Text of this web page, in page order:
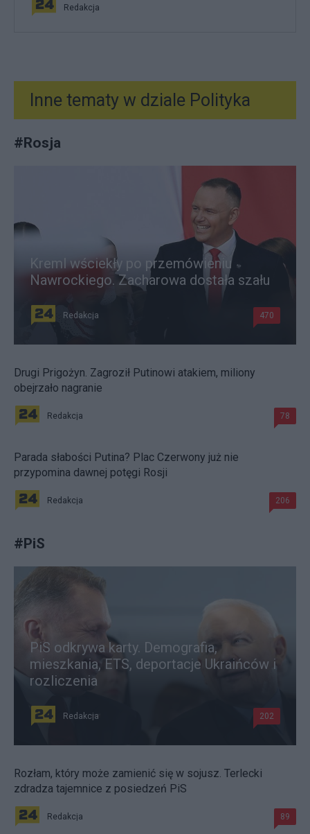
Redakcja
Inne tematy w dziale Polityka
#Rosja
Kreml wściekły po przemówieniu
Nawrockiego. Zacharowa dostała szału
Redakcja 470
Drugi Prigożyn. Zagroził Putinowi atakiem, miliony
obejrzało nagranie
Redakcja 78
Parada słabości Putina? Plac Czerwony już nie
przypomina dawnej potęgi Rosji
Redakcja 206
#PiS
PiS odkrywa karty. Demografia,
mieszkania, ETS, deportacje Ukraińców i
rozliczenia
Redakcja 202
Rozłam, który może zamienić się w sojusz. Terlecki
zdradza tajemnice z posiedzeń PiS
Redakcja 89